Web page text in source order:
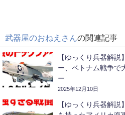
武器屋のおねえさんの関連記事
【ゆっくり兵器解
ー、ベトナム戦争で
ー
2025年12月10日
【ゆっくり兵器解